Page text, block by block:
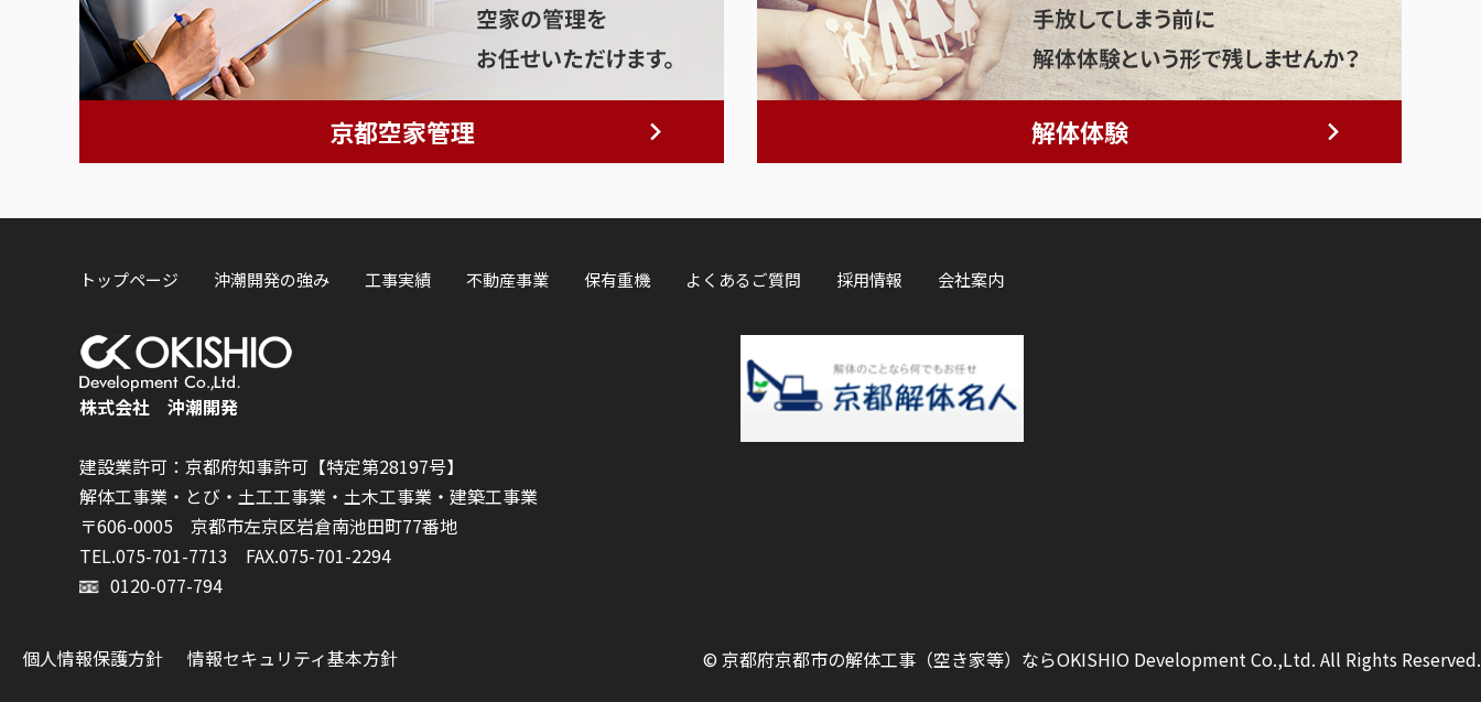
京都空家管理 解体体験
トップページ 沖潮開発の強み 工事実績 不動産事業 保有重機 よくあるご質問 採用情報 会社案内
株式会社 沖潮開発
建設業許可：京都府知事許可【特定第28197号】
解体工事業・とび・土工工事業・土木工事業・建築工事業
〒606-0005 京都市左京区岩倉南池田町77番地
TEL.075-701-7713 FAX.075-701-2294
0120-077-794
個人情報保護方針 情報セキュリティ基本方針 © 京都府京都市の解体工事（空き家等）ならOKISHIO Development Co.,Ltd. All Rights Reserved.